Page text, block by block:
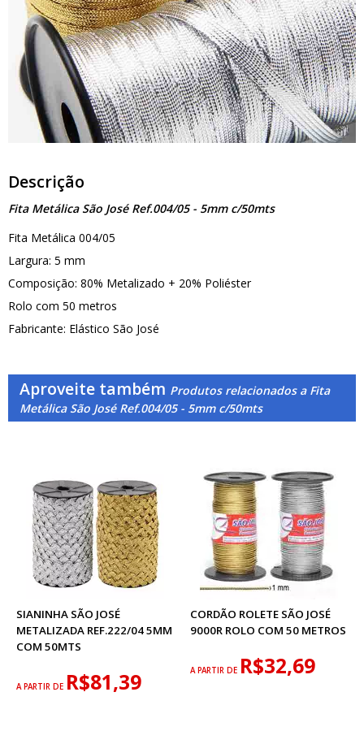
Descrição
Fita Metálica São José Ref.004/05 - 5mm c/50mts
Fita Metálica 004/05
Largura: 5 mm
Composição: 80% Metalizado + 20% Poliéster
Rolo com 50 metros
Fabricante: Elástico São José
Aproveite também Produtos relacionados a Fita
Metálica São José Ref.004/05 - 5mm c/50mts
SIANINHA SÃO JOSÉ
METALIZADA REF.222/04 5MM
COM 50MTS
A PARTIR DE R$81,39
CORDÃO ROLETE SÃO JOSÉ
9000R ROLO COM 50 METROS
A PARTIR DE R$32,69